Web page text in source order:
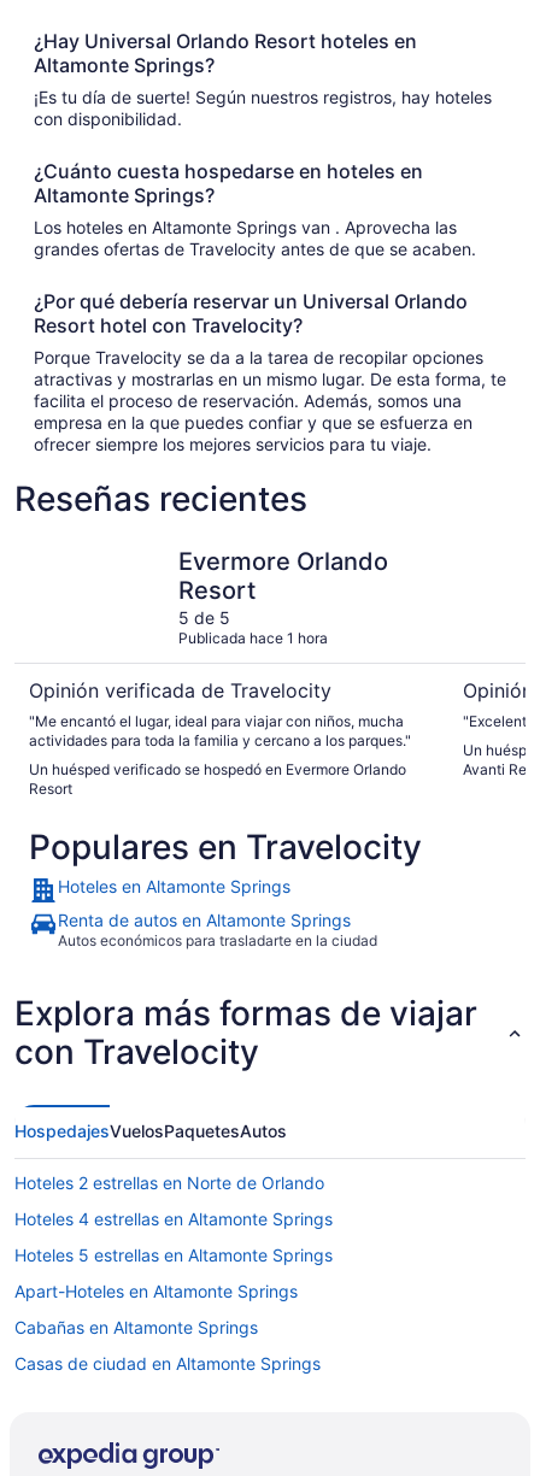
¿Hay Universal Orlando Resort hoteles en
Altamonte Springs?
¡Es tu día de suerte! Según nuestros registros, hay hoteles
con disponibilidad.
¿Cuánto cuesta hospedarse en hoteles en
Altamonte Springs?
Los hoteles en Altamonte Springs van . Aprovecha las
grandes ofertas de Travelocity antes de que se acaben.
¿Por qué debería reservar un Universal Orlando
Resort hotel con Travelocity?
Porque Travelocity se da a la tarea de recopilar opciones
atractivas y mostrarlas en un mismo lugar. De esta forma, te
facilita el proceso de reservación. Además, somos una
empresa en la que puedes confiar y que se esfuerza en
ofrecer siempre los mejores servicios para tu viaje.
Reseñas recientes
Evermore Orlando
Resort
5 de 5
Publicada hace 1 hora
Opinión verificada de Travelocity
"Me encantó el lugar, ideal para viajar con niños, mucha
actividades para toda la familia y cercano a los parques."
Un huésped verificado se hospedó en Evermore Orlando
Resort
Un
Avanti
Populares en Travelocity
Hoteles en Altamonte Springs
Renta de autos en Altamonte Springs
Autos económicos para trasladarte en la ciudad
Explora más formas de viajar
con Travelocity
HospedajesVuelosPaquetesAutos
Hoteles 2 estrellas en Norte de Orlando
Hoteles 4 estrellas en Altamonte Springs
Hoteles 5 estrellas en Altamonte Springs
Apart-Hoteles en Altamonte Springs
Cabañas en Altamonte Springs
Casas de ciudad en Altamonte Springs
Apartamentos en Altamonte Springs